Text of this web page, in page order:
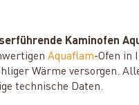
Kaminofen
Aquaflam-Ofen in
Wärme versorgen.
technische Daten.